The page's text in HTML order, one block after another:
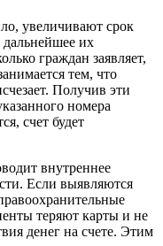
увеличивают срок
дальнейшее их
граждан заявляет,
тем, что
Получив эти
номера
счет будет
внутреннее
Если выявляются
теряют карты и не
денег на счете. Этим